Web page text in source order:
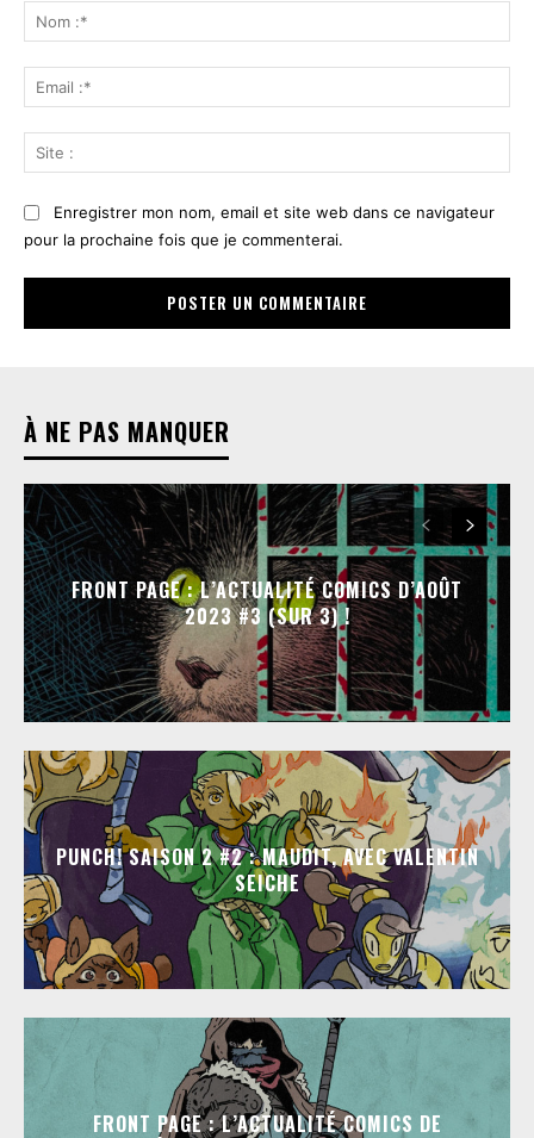
:*
:*
:
Enregistrer mon nom, email et site web dans ce navigateur
pour la prochaine fois que je commenterai.
À NE PAS MANQUER
FRONT PAGE : L’ACTUALITÉ COMICS D’AOÛT
2023 #3 (SUR 3) !
PUNCH! SAISON 2 #2 : MAUDIT, AVEC VALENTIN
SEICHE
FRONT PAGE : L’ACTUALITÉ COMICS DE